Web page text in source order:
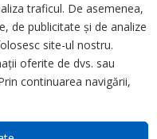
V Ca, 10 A,
traficul. De asemenea,
de publicitate și de analize
site-ul nostru.
oferite de dvs. sau
continuarea navigării,